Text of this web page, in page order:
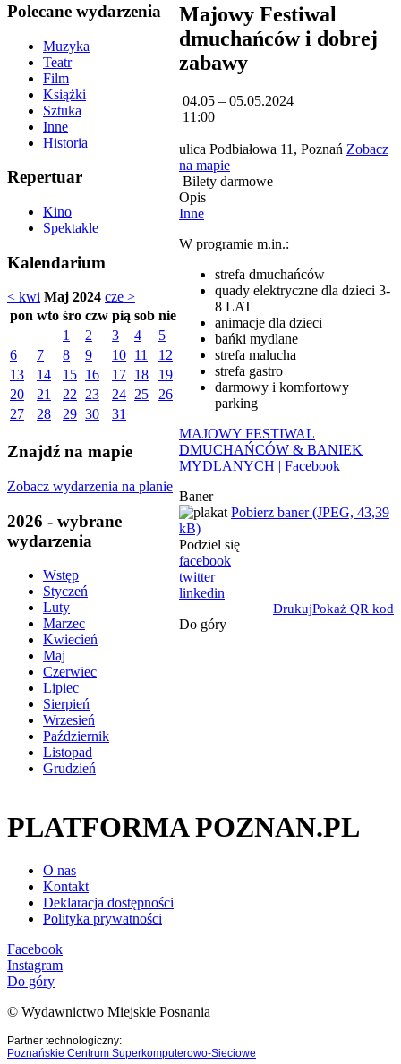
Polecane wydarzenia
Muzyka
Teatr
Film
Książki
Sztuka
Inne
Historia
Repertuar
Kino
Spektakle
Kalendarium
< kwi Maj 2024 cze >
pon wto śro czw pią sob nie
1
2 3 4
5
6
7 8 9 10 11
12
13
14 15 16 17 18
19
20
21 22 23 24 25
26
27
28 29 30 31
Znajdź na mapie
Zobacz wydarzenia na planie
2026 - wybrane
wydarzenia
Wstęp
Styczeń
Luty
Marzec
Kwiecień
Maj
Czerwiec
Lipiec
Sierpień
Wrzesień
Październik
Listopad
Grudzień
Majowy Festiwal
dmuchańców i dobrej
zabawy
04.05 – 05.05.2024
11:00
ulica Podbiałowa 11, Poznań Zobacz
na mapie
Bilety darmowe
Opis
Inne
W programie m.in.:
strefa dmuchańców
quady elektryczne dla dzieci 3-
8 LAT
animacje dla dzieci
bańki mydlane
strefa malucha
strefa gastro
darmowy i komfortowy
parking
MAJOWY FESTIWAL
DMUCHAŃCÓW & BANIEK
MYDLANYCH | Facebook
Baner
Pobierz baner (JPEG, 43,39
kB)
Podziel się
facebook
twitter
linkedin
DrukujPokaż QR kod
Do góry
PLATFORMA POZNAN.PL
O nas
Kontakt
Deklaracja dostępności
Polityka prywatności
Facebook
Instagram
Do góry
© Wydawnictwo Miejskie Posnania
Partner technologiczny:
Poznańskie Centrum Superkomputerowo-Sieciowe